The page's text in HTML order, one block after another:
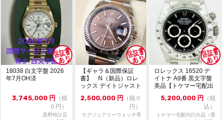
コメント
2019年登場の現行シードゥエラーコンビモデルのご紹
介です！シードゥエラー初のコンビモデルとなります。
YG×SSのコンビネーションの組み合わせで迫力あるモ
デルです。是非ご検討下さい。
※店頭でも販売をしておりますので、売り切れの際はご
了承ください。ご来店前に在庫の有無のご確認をお勧め
します。
※価格に関してのお問い合わせはメッセージでご質問頂
いてもお答えしておりません。直接店頭へお問い合わせ
ください。
お問い合わせ先
18038 白文字盤 2026
年7月OH済
3,745,000 円
（税
０円）
黒野時計店
【ギャラ＆国際保証
書】 N（新品）ロレ
ックス デイトジャスト
126231 36m...
2,500,000 円
（税０
円）
ラグジュアリーウォッチ専
ロレックス 16520 デ
イトナ A9番 黒文字盤
美品【トケマー宅配出
5,200,000 円
（税
込）
トケマー宅配代行出品（委